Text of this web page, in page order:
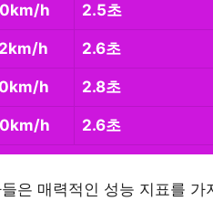
h 2.5초
h 2.6초
h 2.8초
h 2.6초
은 매력적인 성능 지표를